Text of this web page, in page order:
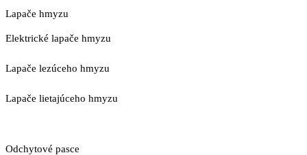
Lapače hmyzu
Elektrické lapače hmyzu
Lapače lezúceho hmyzu
Lapače lietajúceho hmyzu
Odchytové pasce